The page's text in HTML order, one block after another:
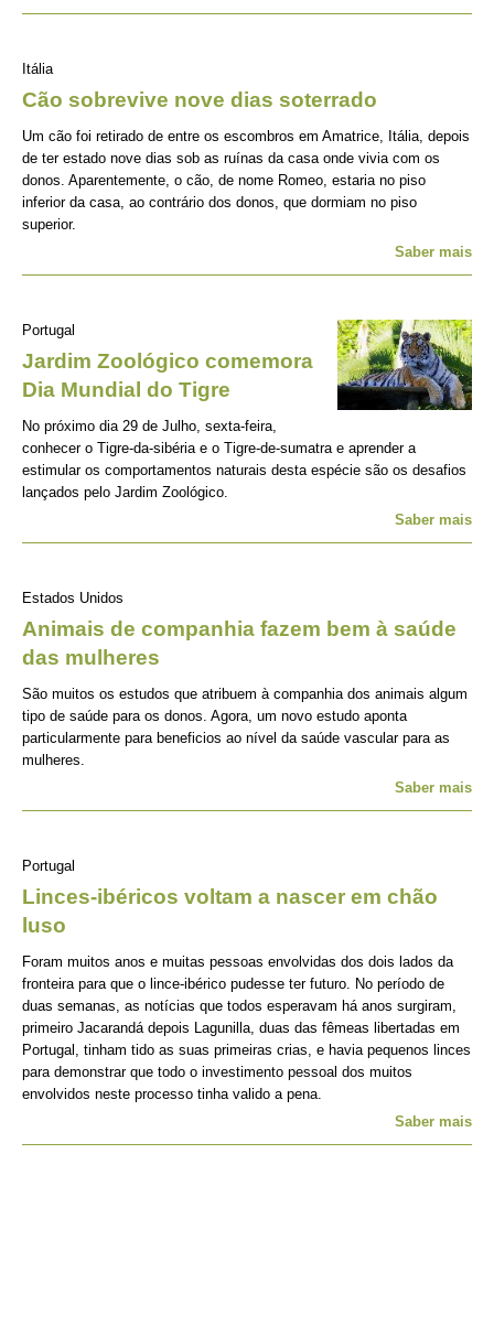
Itália
Cão sobrevive nove dias soterrado
Um cão foi retirado de entre os escombros em Amatrice, Itália, depois
de ter estado nove dias sob as ruínas da casa onde vivia com os
donos. Aparentemente, o cão, de nome Romeo, estaria no piso
inferior da casa, ao contrário dos donos, que dormiam no piso
superior.
Saber mais
Portugal
Jardim Zoológico comemora
Dia Mundial do Tigre
No próximo dia 29 de Julho, sexta-feira,
conhecer o Tigre-da-sibéria e o Tigre-de-sumatra e aprender a
estimular os comportamentos naturais desta espécie são os desafios
lançados pelo Jardim Zoológico.
Saber mais
Estados Unidos
Animais de companhia fazem bem à saúde
das mulheres
São muitos os estudos que atribuem à companhia dos animais algum
tipo de saúde para os donos. Agora, um novo estudo aponta
particularmente para beneficios ao nível da saúde vascular para as
mulheres.
Saber mais
Portugal
Linces-ibéricos voltam a nascer em chão
luso
Foram muitos anos e muitas pessoas envolvidas dos dois lados da
fronteira para que o lince-ibérico pudesse ter futuro. No período de
duas semanas, as notícias que todos esperavam há anos surgiram,
primeiro Jacarandá depois Lagunilla, duas das fêmeas libertadas em
Portugal, tinham tido as suas primeiras crias, e havia pequenos linces
para demonstrar que todo o investimento pessoal dos muitos
envolvidos neste processo tinha valido a pena.
Saber mais